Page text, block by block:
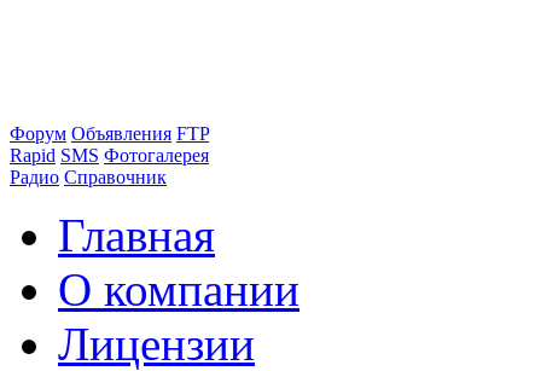
Форум Объявления FTP
Rapid SMS Фотогалерея
Радио Справочник
Главная
О компании
Лицензии